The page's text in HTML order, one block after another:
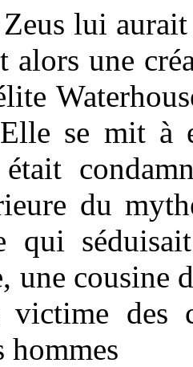
lui
alors une
se mit à
du
qui
une cousine
victime des
hommes